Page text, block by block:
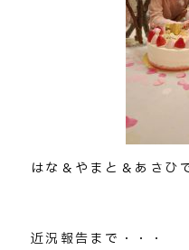
はな＆やまと＆あさひ
近況報告まで・・・